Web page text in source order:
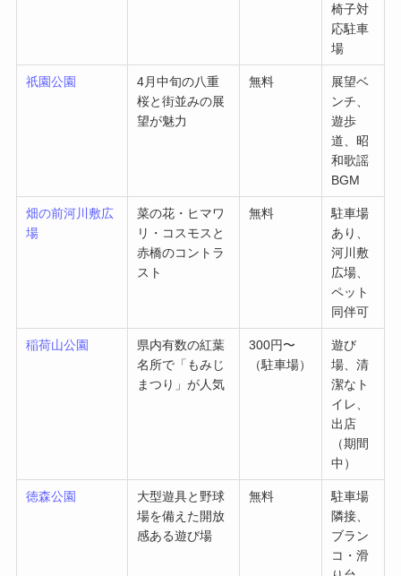
椅子対
応駐車
場
祇園公園
4月中旬の八重
桜と街並みの展
望が魅力
無料
展望ベ
ンチ、
遊歩
道、昭
和歌謡
BGM
畑の前河川敷広
場
菜の花・ヒマワ
リ・コスモスと
赤橋のコントラ
スト
無料
駐車場
あり、
河川敷
広場、
ペット
同伴可
稲荷山公園
県内有数の紅葉
名所で「もみじ
まつり」が人気
300円〜
（駐車場）
遊び
場、清
潔なト
イレ、
出店
（期間
中）
徳森公園
大型遊具と野球
場を備えた開放
感ある遊び場
無料
駐車場
隣接、
ブラン
コ・滑